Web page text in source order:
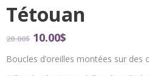
Tétouan
20.00$ 10.00$
Boucles d’oreilles montées sur des